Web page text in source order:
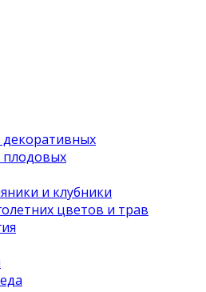
плодовых
и клубники
цветов и трав